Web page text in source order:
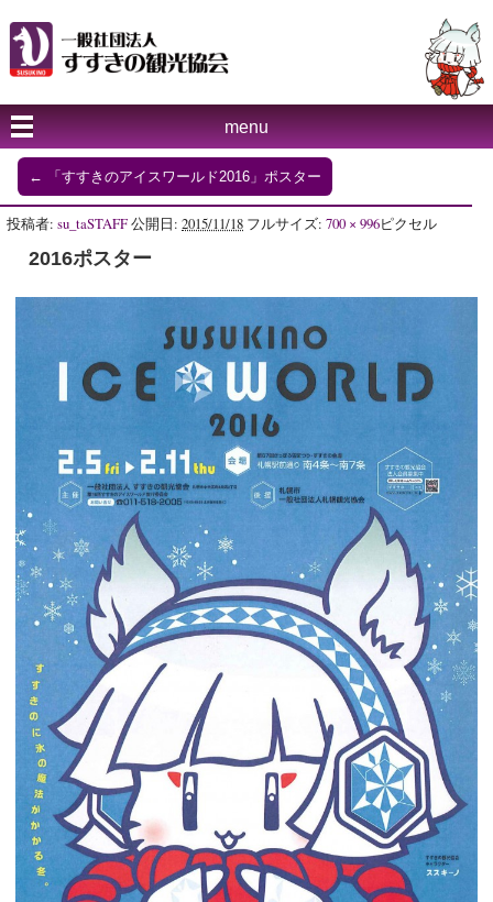
menu
← 「すすきのアイスワールド2016」ポスター
投稿者: su_taSTAFF公開日: 2015/11/18 フルサイズ:700 × 996ピクセル
2016ポスター